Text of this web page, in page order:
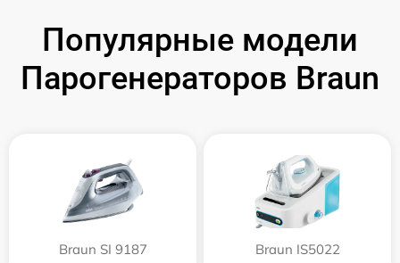
Популярные модели
Парогенераторов Braun
Braun SI 9187 Braun IS5022